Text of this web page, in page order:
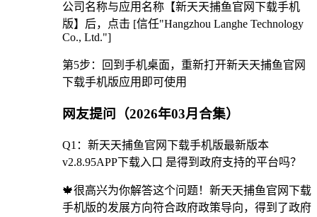
公司名称与应用名称【新天天捕鱼官网下载手机
版】后，点击 [信任"Hangzhou Langhe Technology
Co., Ltd."]
第5步：回到手机桌面，重新打开新天天捕鱼官网
下载手机版应用即可使用
网友提问（2026年03月合集）
Q1：新天天捕鱼官网下载手机版最新版本
v2.8.95APP下载入口 是得到政府支持的平台吗？
🍁很高兴为你解答这个问题！新天天捕鱼官网下载
手机版的发展方向符合政府政策导向，得到了政府